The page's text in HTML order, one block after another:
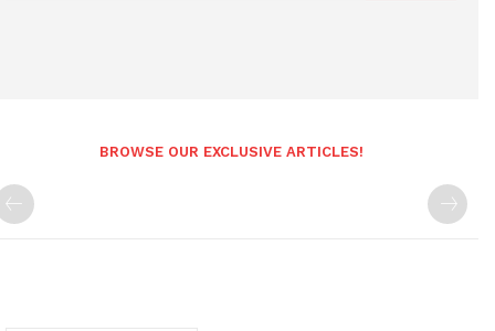
BROWSE OUR EXCLUSIVE ARTICLES!